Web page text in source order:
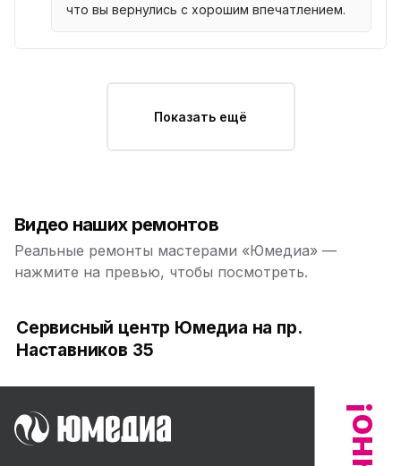
что вы вернулись с хорошим впечатлением.
Показать ещё
Видео наших ремонтов
Реальные ремонты мастерами «Юмедиа» —
нажмите на превью, чтобы посмотреть.
Сервисный центр Юмедиа на пр.
Наставников 35